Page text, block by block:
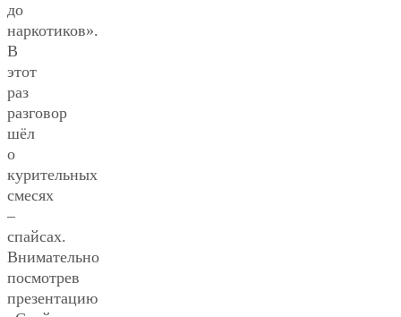
до
наркотиков».
В
этот
раз
разговор
шёл
о
курительных
смесях
–
спайсах.
Внимательно
посмотрев
презентацию